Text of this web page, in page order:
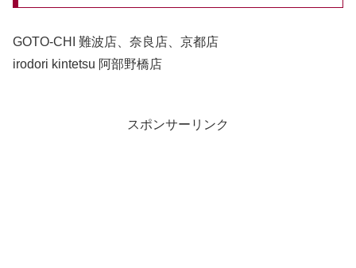
GOTO-CHI 難波店、奈良店、京都店
irodori kintetsu 阿部野橋店
スポンサーリンク